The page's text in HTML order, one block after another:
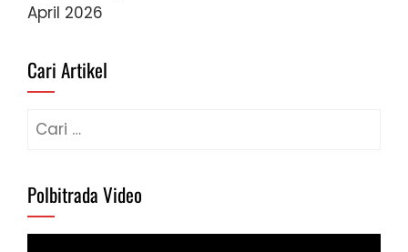
April 2026
Cari Artikel
Cari
Polbitrada Video